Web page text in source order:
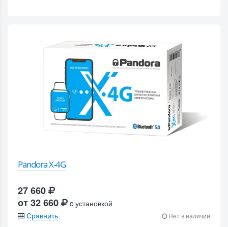
Pandora X-4G
27 660
от 32 660
c установкой
Сравнить
Нет в наличии